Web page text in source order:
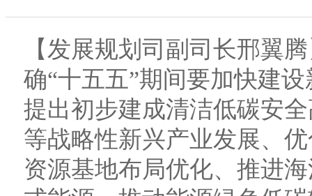
【发展规划司副司长邢翼
确“十五五”期间要加快建
提出初步建成清洁低碳安
等战略性新兴产业发展、
资源基地布局优化、推进